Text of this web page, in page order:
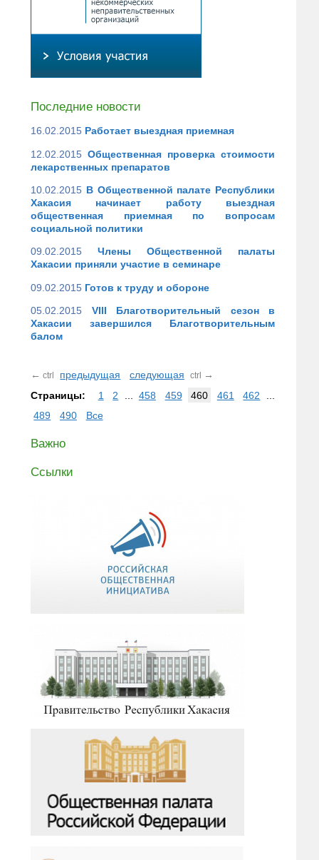
Последние новости
16.02.2015 Работает выездная приемная
12.02.2015 Общественная проверка стоимости
лекарственных препаратов
10.02.2015 В Общественной палате Республики
Хакасия начинает работу выездная
общественная приемная по вопросам
социальной политики
09.02.2015
Члены Общественной палаты
Хакасии приняли участие в семинаре
09.02.2015 Готов к труду и обороне
05.02.2015
VIII Благотворительный сезон в
Хакасии завершился Благотворительным
балом
← ctrl предыдущая следующая ctrl →
Страницы:
1 2 458 459 460 461 462
489
490 Все
Важно
Ссылки